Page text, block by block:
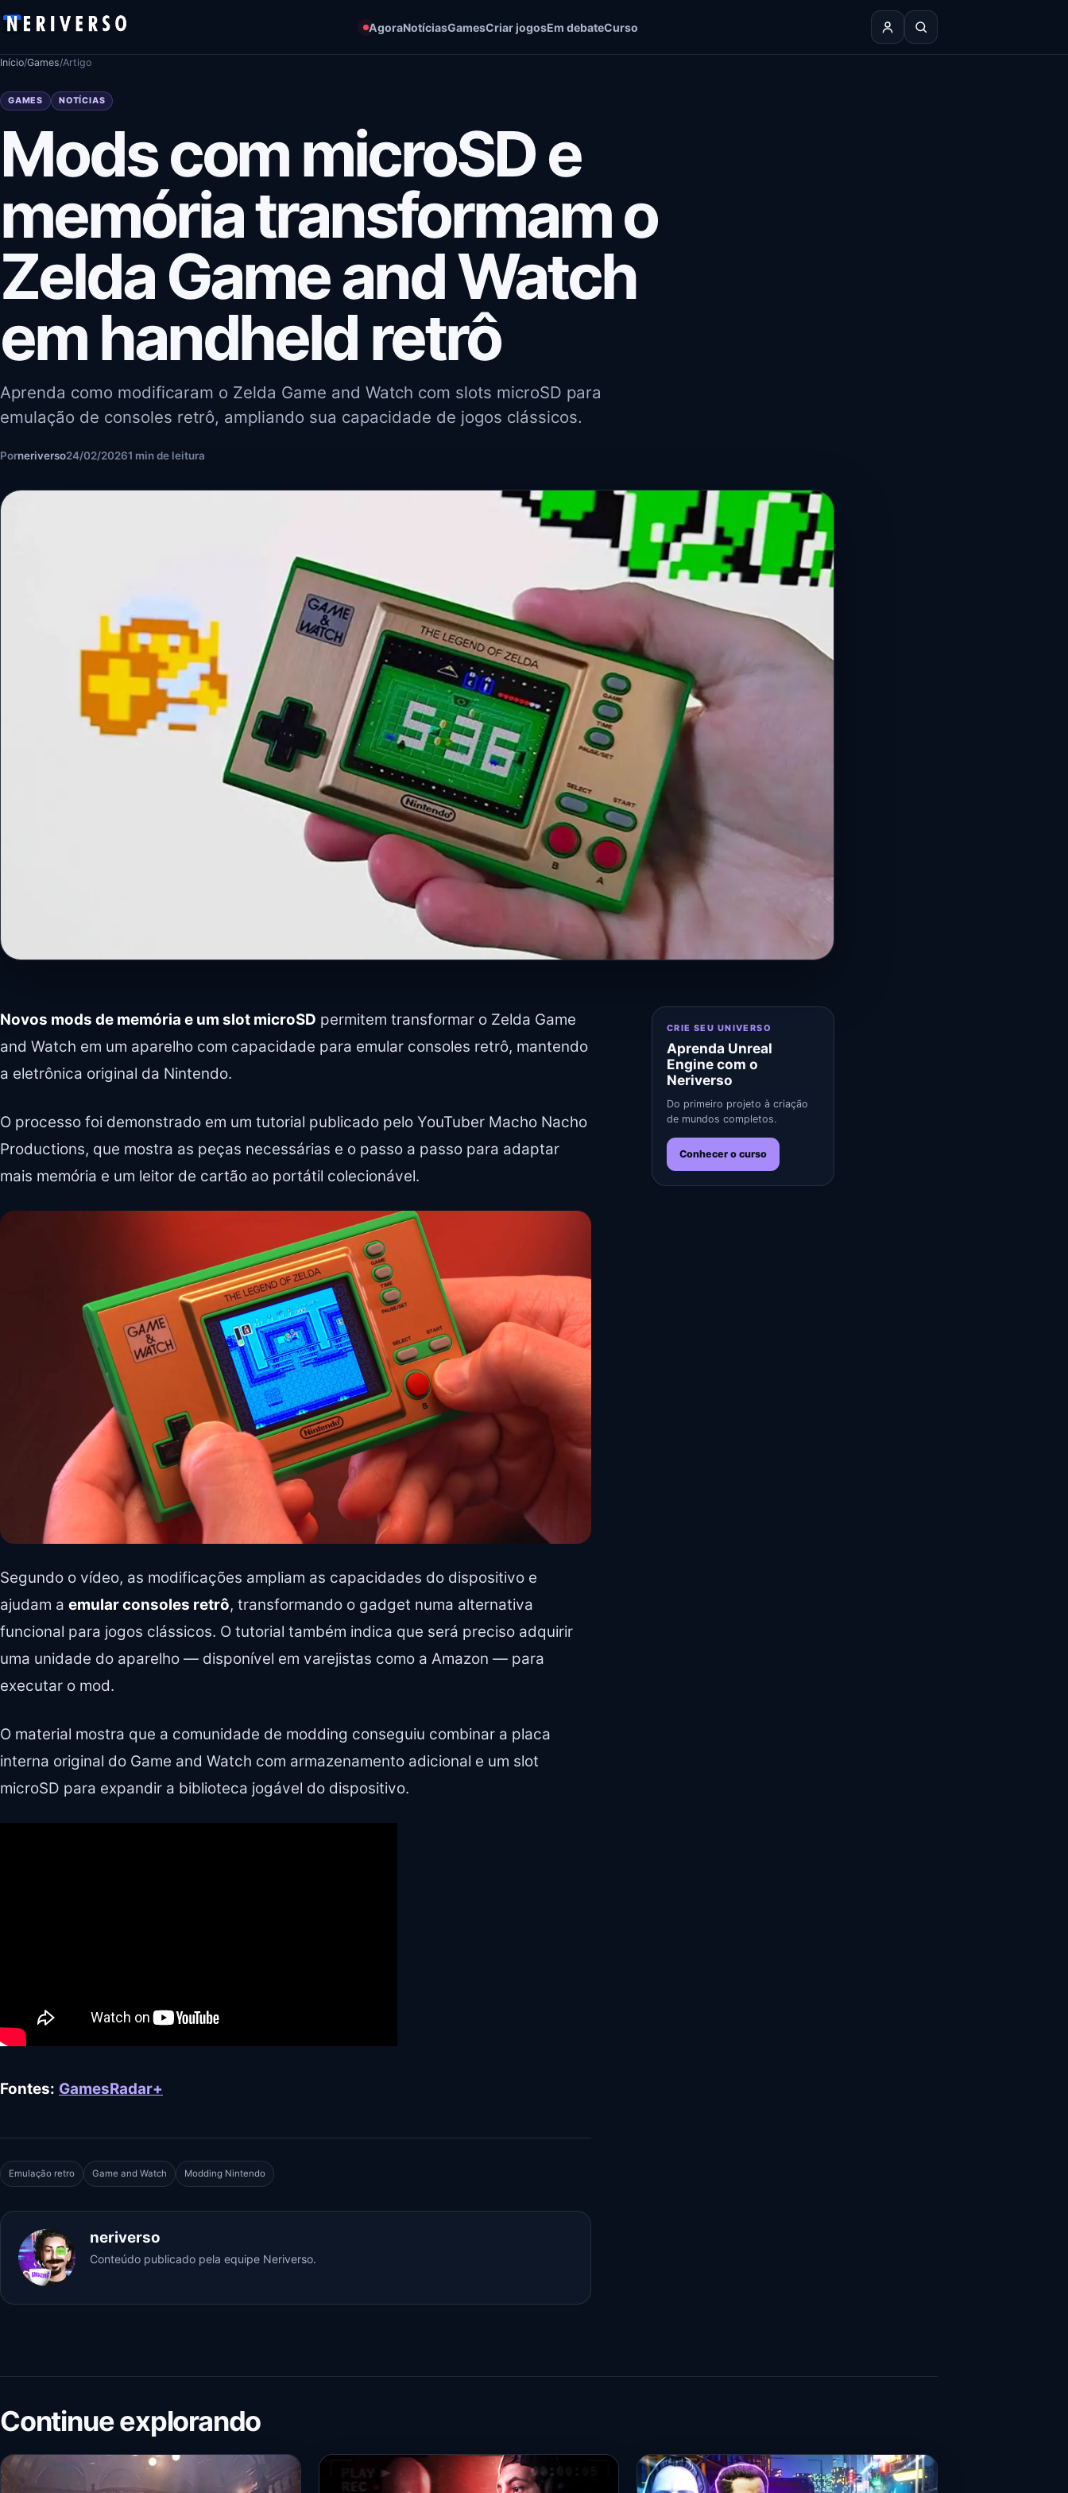
AgoraNotíciasGamesCriar jogosEm debateCurso
Início/Games/Artigo
GAMES NOTÍCIAS
Mods com microSD e
memória transformam o
Zelda Game and Watch
em handheld retrô
Aprenda como modificaram o Zelda Game and Watch com slots microSD para
emulação de consoles retrô, ampliando sua capacidade de jogos clássicos.
Porneriverso24/02/20261 min de leitura
Novos mods de memória e um slot microSD permitem transformar o Zelda Game
and Watch em um aparelho com capacidade para emular consoles retrô, mantendo
a eletrônica original da Nintendo.
O processo foi demonstrado em um tutorial publicado pelo YouTuber Macho Nacho
Productions, que mostra as peças necessárias e o passo a passo para adaptar
mais memória e um leitor de cartão ao portátil colecionável.
Segundo o vídeo, as modificações ampliam as capacidades do dispositivo e
ajudam a emular consoles retrô, transformando o gadget numa alternativa
funcional para jogos clássicos. O tutorial também indica que será preciso adquirir
uma unidade do aparelho — disponível em varejistas como a Amazon — para
executar o mod.
O material mostra que a comunidade de modding conseguiu combinar a placa
interna original do Game and Watch com armazenamento adicional e um slot
microSD para expandir a biblioteca jogável do dispositivo.
Fontes: GamesRadar+
Emulação retro Game and Watch Modding Nintendo
neriverso
Conteúdo publicado pela equipe Neriverso.
CRIE SEU UNIVERSO
Aprenda Unreal
Engine com o
Neriverso
Do primeiro projeto à criação
de mundos completos.
Conhecer o curso
Continue explorando